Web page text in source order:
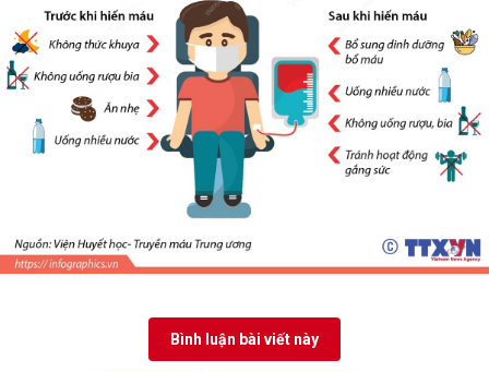
Bình luận bài viết này